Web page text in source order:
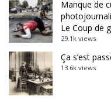
Manque de
Le Coup de
29.1k views
Ça s’est
13.6k views